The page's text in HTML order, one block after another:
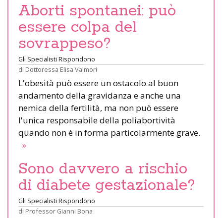
Aborti spontanei: può
essere colpa del
sovrappeso?
Gli Specialisti Rispondono
di Dottoressa Elisa Valmori
L'obesità può essere un ostacolo al buon
andamento della gravidanza e anche una
nemica della fertilità, ma non può essere
l'unica responsabile della poliabortività
quando non è in forma particolarmente grave.
»
Sono davvero a rischio
di diabete gestazionale?
Gli Specialisti Rispondono
di Professor Gianni Bona